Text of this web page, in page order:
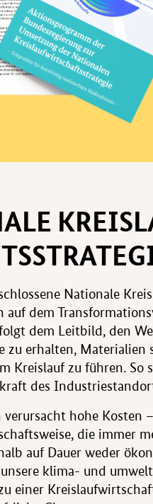
Nationale
auf dem
dem Leitbild, den
zu erhalten, Materialien
Kreislauf zu führen.
des
verursacht hohe Kosten
die immer
auf Dauer weder
klima- und
einer